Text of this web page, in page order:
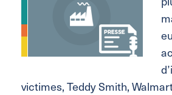
victimes, Teddy Smith,